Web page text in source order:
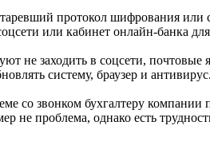
протокол шифрования или
или кабинет онлайн-банка
не заходить в соцсети,
систему, браузер и антивирус.
со звонком бухгалтеру
не проблема, однако есть